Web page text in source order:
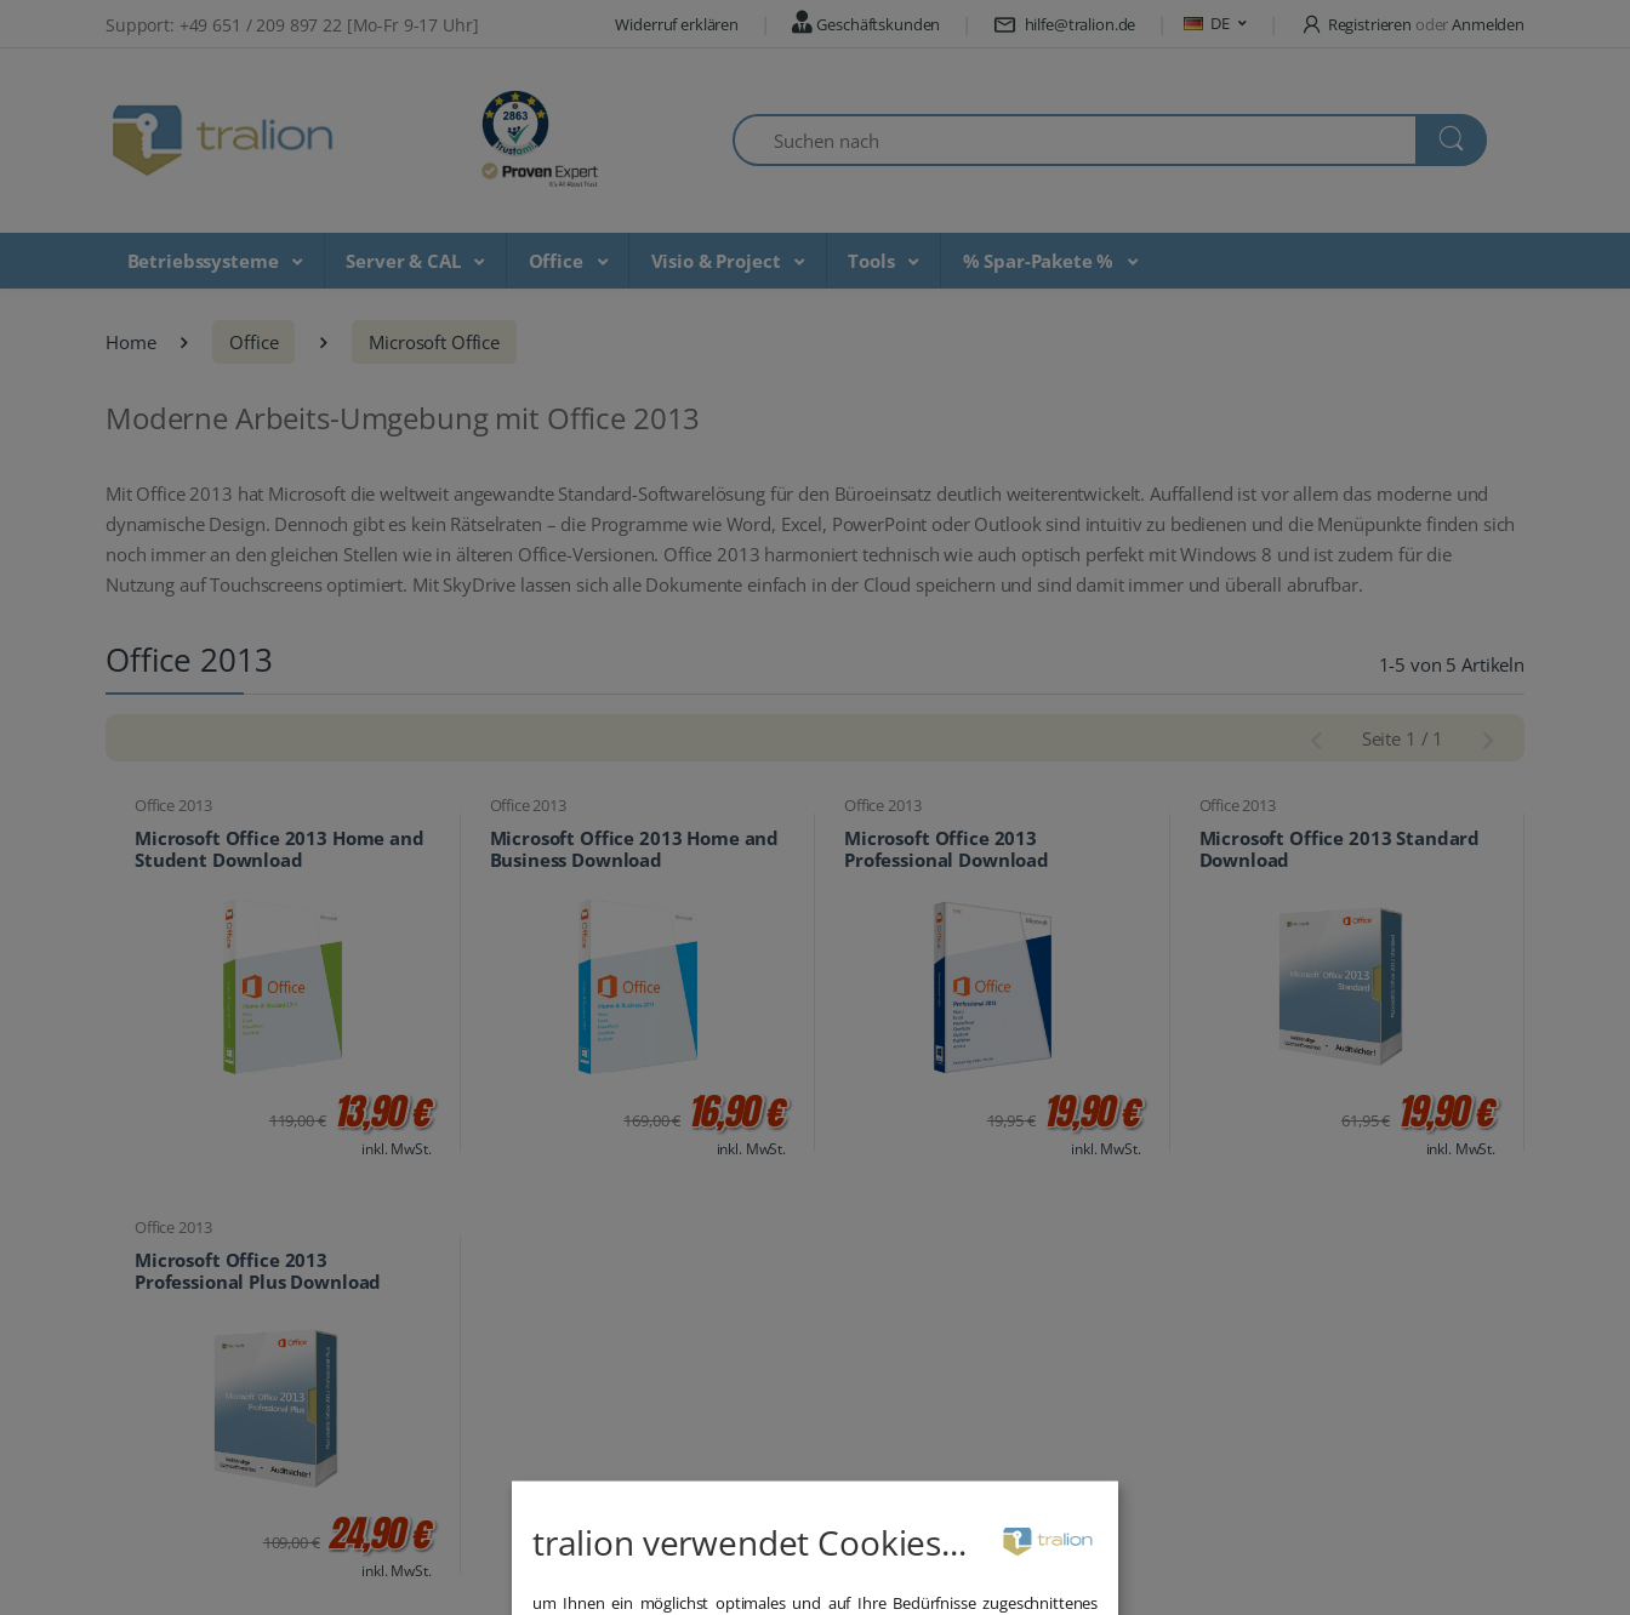
Support: +49 651 / 209 897 22 [Mo-Fr 9-17 Uhr] Widerruf erklären Geschäftskunden hilfe@tralion.de DE Registrieren oderAnmelden
Suchen nach
Betriebssysteme Server & CAL Office Visio & Project Tools % Spar-Pakete %
Home Office Microsoft Office
Moderne Arbeits-Umgebung mit Office 2013
Mit Office 2013 hat Microsoft die weltweit angewandte Standard-Softwarelösung für den Büroeinsatz deutlich weiterentwickelt. Auffallend ist vor allem das moderne und
dynamische Design. Dennoch gibt es kein Rätselraten – die Programme wie Word, Excel, PowerPoint oder Outlook sind intuitiv zu bedienen und die Menüpunkte finden sich
noch immer an den gleichen Stellen wie in älteren Office-Versionen. Office 2013 harmoniert technisch wie auch optisch perfekt mit Windows 8 und ist zudem für die
Nutzung auf Touchscreens optimiert. Mit SkyDrive lassen sich alle Dokumente einfach in der Cloud speichern und sind damit immer und überall abrufbar.
Office 2013 1-5 von 5 Artikeln
Seite 1 / 1
Office 2013
Microsoft Office 2013 Home and
Student Download
119,00 € 13,90 €
inkl. MwSt.
Office 2013
Microsoft Office 2013 Home and
Business Download
169,00 € 16,90 €
inkl. MwSt.
Office 2013
Microsoft Office 2013
Professional Download
19,95 € 19,90 €
inkl. MwSt.
Office 2013
Microsoft Office 2013 Standard
Download
61,95 € 19,90 €
inkl. MwSt.
Office 2013
Microsoft Office 2013
Professional Plus Download
109,00 € 24,90 €
inkl. MwSt.
tralion verwendet Cookies...
um Ihnen ein möglichst optimales und auf Ihre Bedürfnisse zugeschnittenes